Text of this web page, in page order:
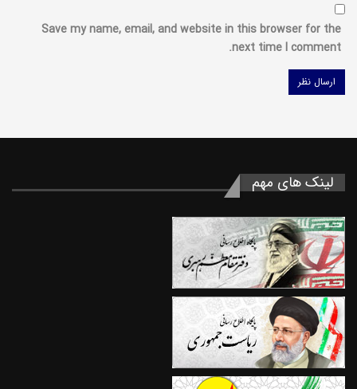
Save my name, email, and website in this browser for the
next time I comment.
لینک های مهم